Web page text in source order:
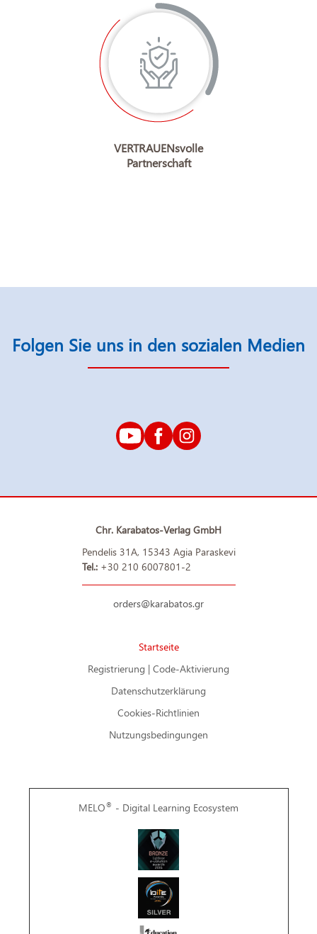
VERTRAUENsvolle
Partnerschaft
Folgen Sie uns in den sozialen Medien
Chr. Karabatos-Verlag GmbH
Pendelis 31A, 15343 Agia Paraskevi
Tel.: +30 210 6007801-2
orders@karabatos.gr
Startseite
Registrierung | Code-Aktivierung
Datenschutzerklärung
Cookies-Richtlinien
Nutzungsbedingungen
MELO® - Digital Learning Ecosystem